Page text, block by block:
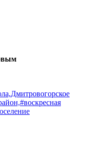
Дмитровогорское
#воскресная